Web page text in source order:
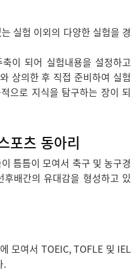
실험 이외의 다양한 실험을 경
이 되어 실험내용을 설정하고
상의한 후 직접 준비하여 실험
으로 지식을 탐구하는 장이 되
포츠 동아리
틈틈이 모여서 축구 및 농구경
배간의 유대감을 형성하고 있
모여서 TOEIC, TOFLE 및 IEL
.